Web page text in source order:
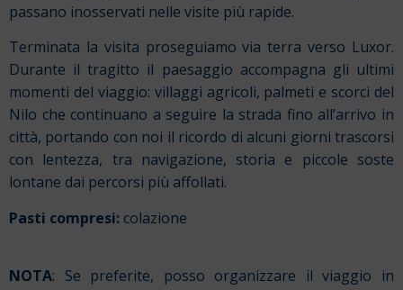
passano inosservati nelle visite più rapide.
Terminata la visita proseguiamo via terra verso Luxor.
Durante il tragitto il paesaggio accompagna gli ultimi
momenti del viaggio: villaggi agricoli, palmeti e scorci del
Nilo che continuano a seguire la strada fino all’arrivo in
città, portando con noi il ricordo di alcuni giorni trascorsi
con lentezza, tra navigazione, storia e piccole soste
lontane dai percorsi più affollati.
Pasti compresi: colazione
NOTA: Se preferite, posso organizzare il viaggio in